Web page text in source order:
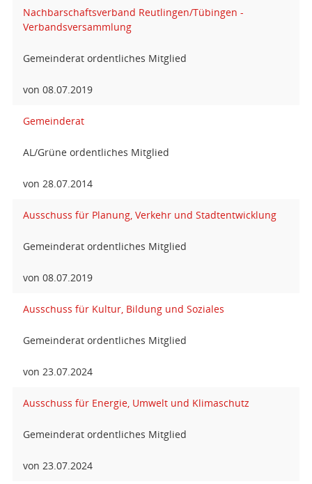
Nachbarschaftsverband Reutlingen/Tübingen -
Verbandsversammlung
Gemeinderat ordentliches Mitglied
von 08.07.2019
Gemeinderat
AL/Grüne ordentliches Mitglied
von 28.07.2014
Ausschuss für Planung, Verkehr und Stadtentwicklung
Gemeinderat ordentliches Mitglied
von 08.07.2019
Ausschuss für Kultur, Bildung und Soziales
Gemeinderat ordentliches Mitglied
von 23.07.2024
Ausschuss für Energie, Umwelt und Klimaschutz
Gemeinderat ordentliches Mitglied
von 23.07.2024